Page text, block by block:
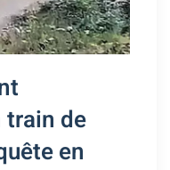
train de
en